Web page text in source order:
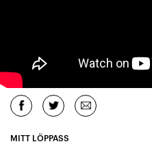
MITT LÖPPASS